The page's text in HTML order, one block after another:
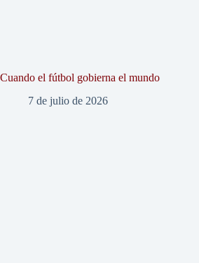
Cuando el fútbol gobierna el mundo
7 de julio de 2026